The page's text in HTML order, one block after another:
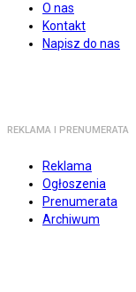
O nas
Kontakt
Napisz do nas
REKLAMA I PRENUMERATA
Reklama
Ogłoszenia
Prenumerata
Archiwum